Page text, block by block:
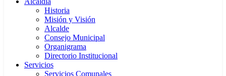
Historia
Misión y Visión
Alcalde
Consejo Municipal
Organigrama
Directorio Institucional
Servicios
Servicios Comunales